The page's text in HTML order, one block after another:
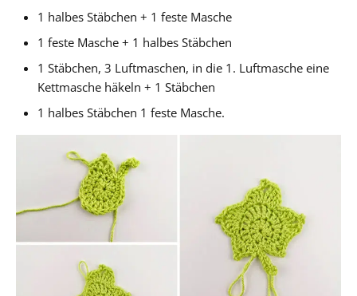
1 halbes Stäbchen + 1 feste Masche
1 feste Masche + 1 halbes Stäbchen
1 Stäbchen, 3 Luftmaschen, in die 1. Luftmasche eine
Kettmasche häkeln + 1 Stäbchen
1 halbes Stäbchen 1 feste Masche.